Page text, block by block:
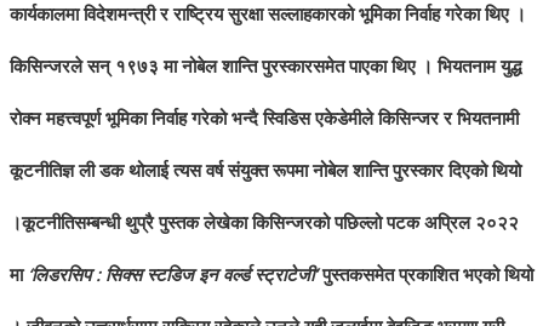
कार्यकालमा विदेशमन्त्री र राष्ट्रिय सुरक्षा सल्लाहकारको भूमिका निर्वाह गरेका थिए ।
किसिन्जरले सन् १९७३ मा नोबेल शान्ति पुरस्कारसमेत पाएका थिए । भियतनाम युद्ध
रोक्न महत्त्वपूर्ण भूमिका निर्वाह गरेको भन्दै स्विडिस एकेडेमीले किसिन्जर र भियतनामी
कूटनीतिज्ञ ली डक थोलाई त्यस वर्ष संयुक्त रूपमा नोबेल शान्ति पुरस्कार दिएको थियो
।कूटनीतिसम्बन्धी थुप्रै पुस्तक लेखेका किसिन्जरको पछिल्लो पटक अप्रिल २०२२
मा ‘लिडरसिप : सिक्स स्टडिज इन वर्ल्ड स्ट्राटेजी’ पुस्तकसमेत प्रकाशित भएको थियो